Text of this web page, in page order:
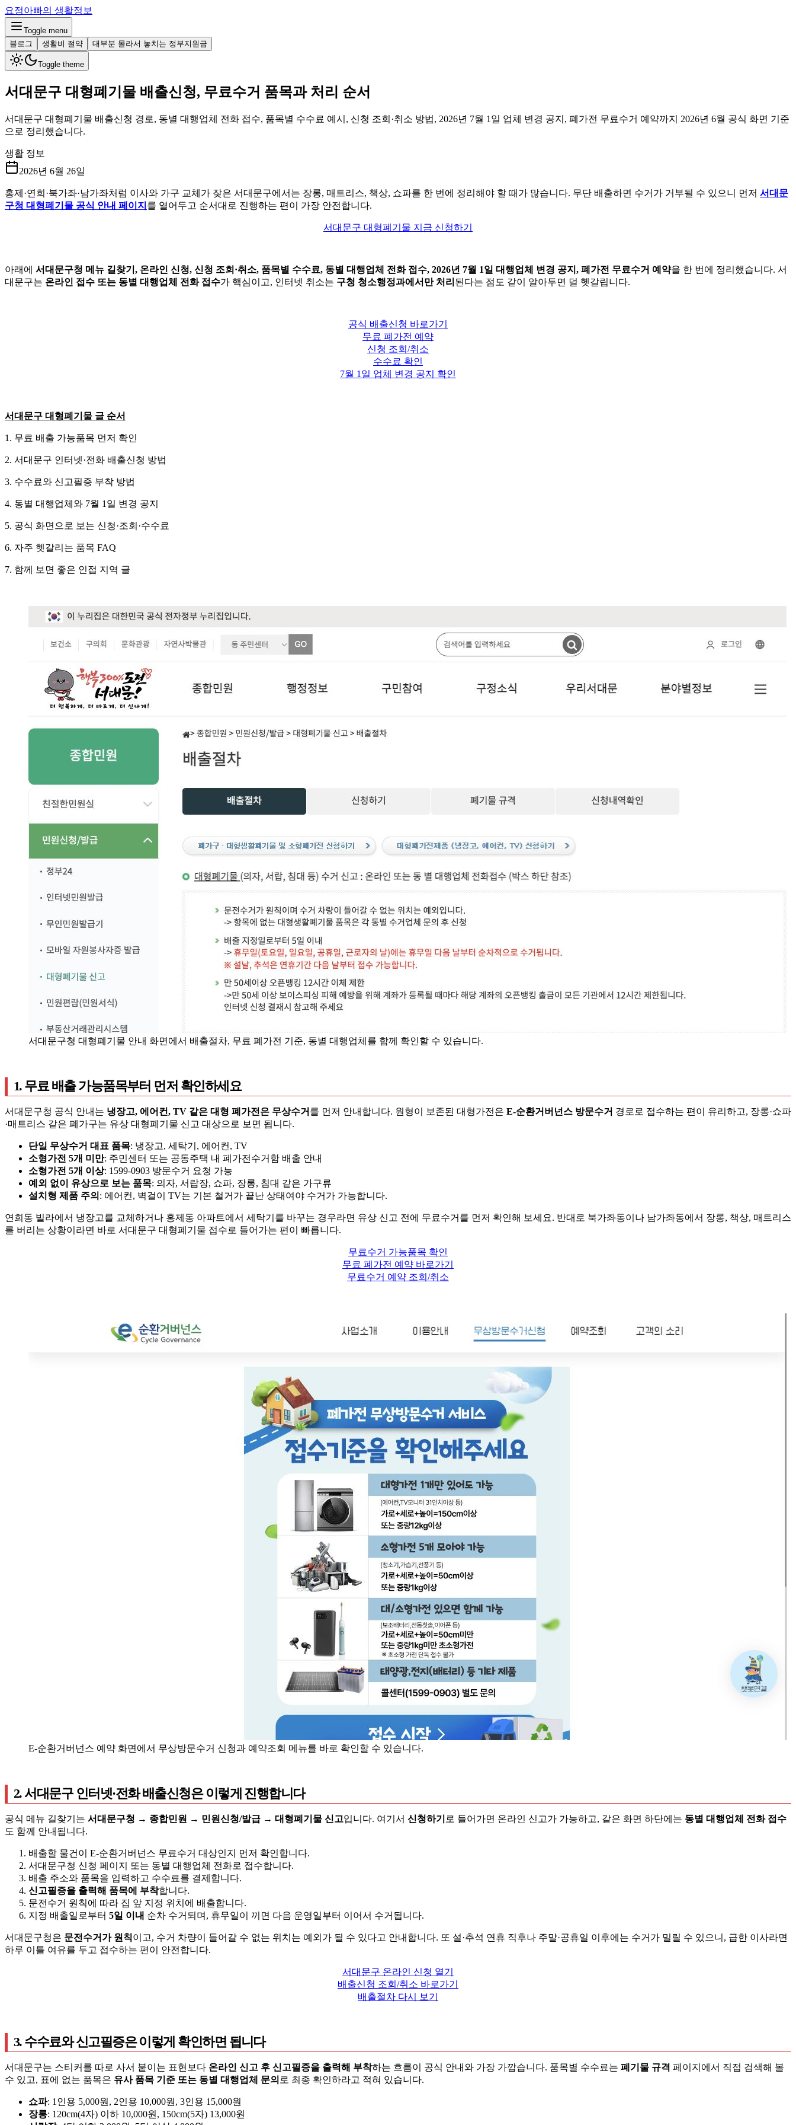
요정아빠의 생활정보
Toggle menu
블로그
생활비 절약 대부분 몰라서 놓치는 정부지원금
Toggle theme
서대문구 대형폐기물 배출신청, 무료수거 품목과 처리 순서
서대문구 대형폐기물 배출신청 경로, 동별 대행업체 전화 접수, 품목별 수수료 예시, 신청 조회·취소 방법, 2026년 7월 1일 업체 변경 공지, 폐가전 무료수거 예약까지 2026년 6월 공식 화면 기준
으로 정리했습니다.
생활 정보
2026년 6월 26일
홍제·연희·북가좌·남가좌처럼 이사와 가구 교체가 잦은 서대문구에서는 장롱, 매트리스, 책상, 쇼파를 한 번에 정리해야 할 때가 많습니다. 무단 배출하면 수거가 거부될 수 있으니 먼저 서대문
구청 대형폐기물 공식 안내 페이지 를 열어두고 순서대로 진행하는 편이 가장 안전합니다.
서대문구 대형폐기물 지금 신청하기
아래에 서대문구청 메뉴 길찾기, 온라인 신청, 신청 조회·취소, 품목별 수수료, 동별 대행업체 전화 접수, 2026년 7월 1일 대행업체 변경 공지, 폐가전 무료수거 예약을 한 번에 정리했습니다. 서
대문구는 온라인 접수 또는 동별 대행업체 전화 접수가 핵심이고, 인터넷 취소는 구청 청소행정과에서만 처리 된다는 점도 같이 알아두면 덜 헷갈립니다.
공식 배출신청 바로가기
무료 폐가전 예약
신청 조회/취소
수수료 확인
7월 1일 업체 변경 공지 확인
서대문구 대형폐기물 글 순서
1. 무료 배출 가능품목 먼저 확인
2. 서대문구 인터넷·전화 배출신청 방법
3. 수수료와 신고필증 부착 방법
4. 동별 대행업체와 7월 1일 변경 공지
5. 공식 화면으로 보는 신청·조회·수수료
6. 자주 헷갈리는 품목 FAQ
7. 함께 보면 좋은 인접 지역 글
서대문구청 대형폐기물 안내 화면에서 배출절차, 무료 폐가전 기준, 동별 대행업체를 함께 확인할 수 있습니다.
1. 무료 배출 가능품목부터 먼저 확인하세요
서대문구청 공식 안내는 냉장고, 에어컨, TV 같은 대형 폐가전은 무상수거 를 먼저 안내합니다. 원형이 보존된 대형가전은 E-순환거버넌스 방문수거 경로로 접수하는 편이 유리하고, 장롱·쇼파
·매트리스 같은 폐가구는 유상 대형폐기물 신고 대상으로 보면 됩니다.
단일 무상수거 대표 품목: 냉장고, 세탁기, 에어컨, TV
소형가전 5개 미만: 주민센터 또는 공동주택 내 폐가전수거함 배출 안내
소형가전 5개 이상: 1599-0903 방문수거 요청 가능
예외 없이 유상으로 보는 품목: 의자, 서랍장, 쇼파, 장롱, 침대 같은 가구류
설치형 제품 주의 : 에어컨, 벽걸이 TV는 기본 철거가 끝난 상태여야 수거가 가능합니다.
연희동 빌라에서 냉장고를 교체하거나 홍제동 아파트에서 세탁기를 바꾸는 경우라면 유상 신고 전에 무료수거를 먼저 확인해 보세요. 반대로 북가좌동이나 남가좌동에서 장롱, 책상, 매트리스
를 버리는 상황이라면 바로 서대문구 대형폐기물 접수로 들어가는 편이 빠릅니다.
무료수거 가능품목 확인
무료 폐가전 예약 바로가기
무료수거 예약 조회/취소
E-순환거버넌스 예약 화면에서 무상방문수거 신청과 예약조회 메뉴를 바로 확인할 수 있습니다.
2. 서대문구 인터넷·전화 배출신청은 이렇게 진행합니다
공식 메뉴 길찾기는 서대문구청 → 종합민원 → 민원신청/발급 → 대형폐기물 신고입니다. 여기서 신청하기 로 들어가면 온라인 신고가 가능하고, 같은 화면 하단에는 동별 대행업체 전화 접수
도 함께 안내됩니다.
배출할 물건이 E-순환거버넌스 무료수거 대상인지 먼저 확인합니다.
서대문구청 신청 페이지 또는 동별 대행업체 전화로 접수합니다.
배출 주소와 품목을 입력하고 수수료를 결제합니다.
신고필증을 출력해 품목에 부착합니다.
문전수거 원칙에 따라 집 앞 지정 위치에 배출합니다.
지정 배출일로부터 5일 이내 순차 수거되며, 휴무일이 끼면 다음 운영일부터 이어서 수거됩니다.
서대문구청은 문전수거가 원칙이고, 수거 차량이 들어갈 수 없는 위치는 예외가 될 수 있다고 안내합니다. 또 설·추석 연휴 직후나 주말·공휴일 이후에는 수거가 밀릴 수 있으니, 급한 이사라면
하루 이틀 여유를 두고 접수하는 편이 안전합니다.
서대문구 온라인 신청 열기
배출신청 조회/취소 바로가기
배출절차 다시 보기
3. 수수료와 신고필증은 이렇게 확인하면 됩니다
서대문구는 스티커를 따로 사서 붙이는 표현보다 온라인 신고 후 신고필증을 출력해 부착하는 흐름이 공식 안내와 가장 가깝습니다. 품목별 수수료는 폐기물 규격 페이지에서 직접 검색해 볼
수 있고, 표에 없는 품목은 유사 품목 기준 또는 동별 대행업체 문의 로 최종 확인하라고 적혀 있습니다.
쇼파: 1인용 5,000원, 2인용 10,000원, 3인용 15,000원
장롱: 120cm(4자) 이하 10,000원, 150cm(5자) 13,000원